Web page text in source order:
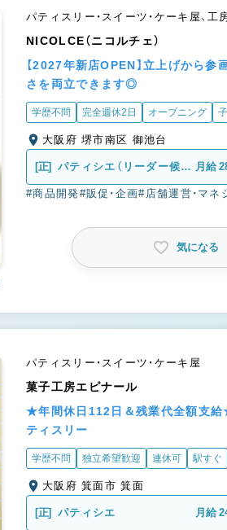
パティスリー・スイーツ・ケーキ屋、工
NICOLCE（ニコルチェ）
【2027年新店OPEN】立上げから
さを両立できます◎
学歴不問 完全週休2日 オープニング
大阪府 堺市南区 御池台
[正]
パティシエ（リーダー候
補）
月給
#商品開発#販促・企画#店舗運営・マネ
気になる
パティスリー・スイーツ・ケーキ屋
菓子工房エピナール
★年間休日112日＆残業代全額支給
ティスリー
学歴不問 独立希望歓迎 連休可 駅すぐ
大阪府 箕面市 箕面
[正] パティシエ 月給